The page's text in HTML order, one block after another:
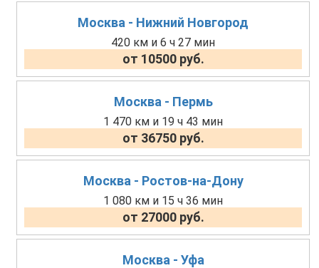
Москва - Нижний Новгород
420 км и 6 ч 27 мин
от 10500 руб.
Москва - Пермь
1 470 км и 19 ч 43 мин
от 36750 руб.
Москва - Ростов-на-Дону
1 080 км и 15 ч 36 мин
от 27000 руб.
Москва - Уфа